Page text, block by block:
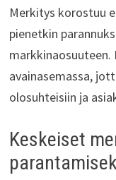
Merkitys korostuu
pienetkin
avainasemassa,
olosuhteisiin ja
Keskeiset